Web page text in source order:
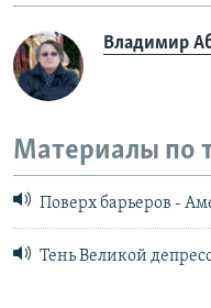
Владимир
Материалы по
Поверх барьеров -
Тень Великой